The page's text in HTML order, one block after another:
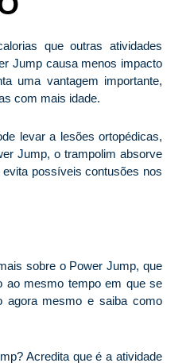
que outras atividades
Jump causa menos impacto
uma vantagem importante,
com mais idade.
levar a lesões ortopédicas,
Jump, o trampolim absorve
possíveis contusões nos
sobre o Power Jump, que
ao mesmo tempo em que se
agora mesmo e saiba como
Acredita que é a atividade